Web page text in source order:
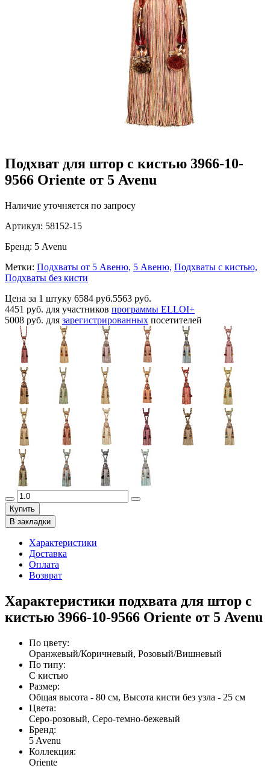
Подхват для штор с кистью 3966-10-
9566 Oriente от 5 Avenu
Наличие уточняется по запросу
Артикул: 58152-15
Бренд: 5 Avenu
Метки: Подхваты от 5 Авеню, 5 Авеню, Подхваты с кистью,
Подхваты без кисти
Цена за 1 штуку 6584 руб.5563 руб.
4451 руб. для участников программы ELLOI+
5008 руб. для зарегистрированных посетителей
Купить
В закладки
Характеристики
Доставка
Оплата
Возврат
Характеристики подхвата для штор с
кистью 3966-10-9566 Oriente от 5 Avenu
По цвету:
Оранжевый/Коричневый, Розовый/Вишневый
По типу:
С кистью
Размер:
Общая высота - 80 см, Высота кисти без узла - 25 см
Цвета:
Серо-розовый, Серо-темно-бежевый
Бренд:
5 Avenu
Коллекция:
Oriente